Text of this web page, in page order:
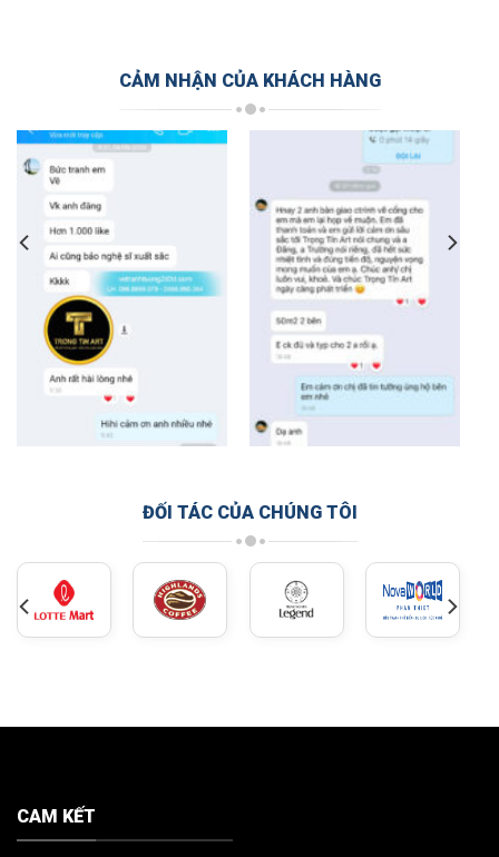
CẢM NHẬN CỦA KHÁCH HÀNG
ĐỐI TÁC CỦA CHÚNG TÔI
CAM KẾT